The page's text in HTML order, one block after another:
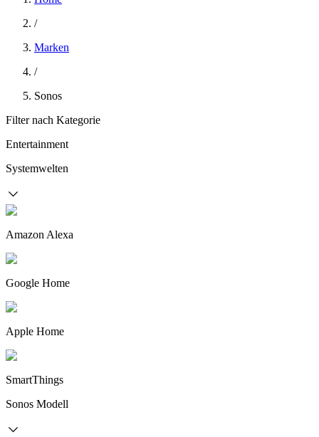
/
Marken
/
Sonos
Filter nach Kategorie
Entertainment
Systemwelten
Amazon Alexa
Google Home
Apple Home
SmartThings
Sonos Modell